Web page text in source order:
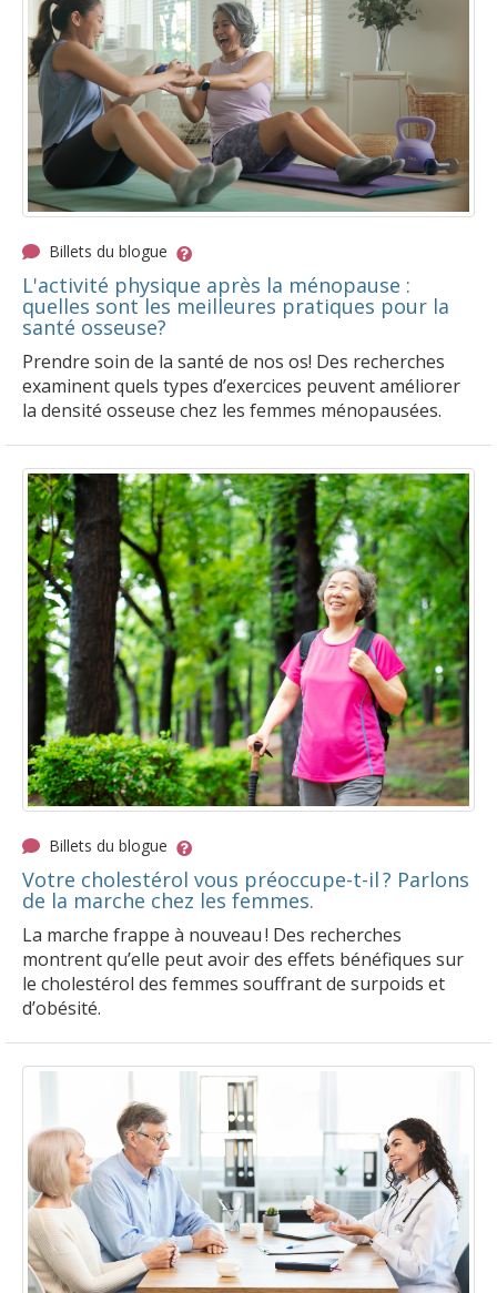
Billets du blogue
L'activité physique après la ménopause :
quelles sont les meilleures pratiques pour la
santé osseuse?
Prendre soin de la santé de nos os! Des recherches
examinent quels types d’exercices peuvent améliorer
la densité osseuse chez les femmes ménopausées.
Billets du blogue
Votre cholestérol vous préoccupe-t-il ? Parlons
de la marche chez les femmes.
La marche frappe à nouveau ! Des recherches
montrent qu’elle peut avoir des effets bénéfiques sur
le cholestérol des femmes souffrant de surpoids et
d’obésité.